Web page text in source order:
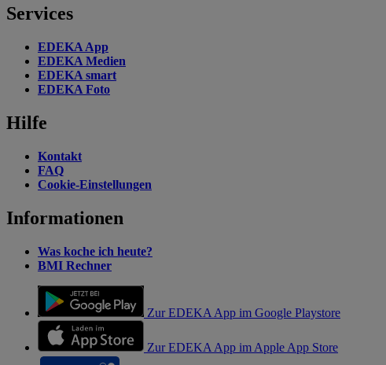
Services
EDEKA App
EDEKA Medien
EDEKA smart
EDEKA Foto
Hilfe
Kontakt
FAQ
Cookie-Einstellungen
Informationen
Was koche ich heute?
BMI Rechner
Zur EDEKA App im Google Playstore
Zur EDEKA App im Apple App Store